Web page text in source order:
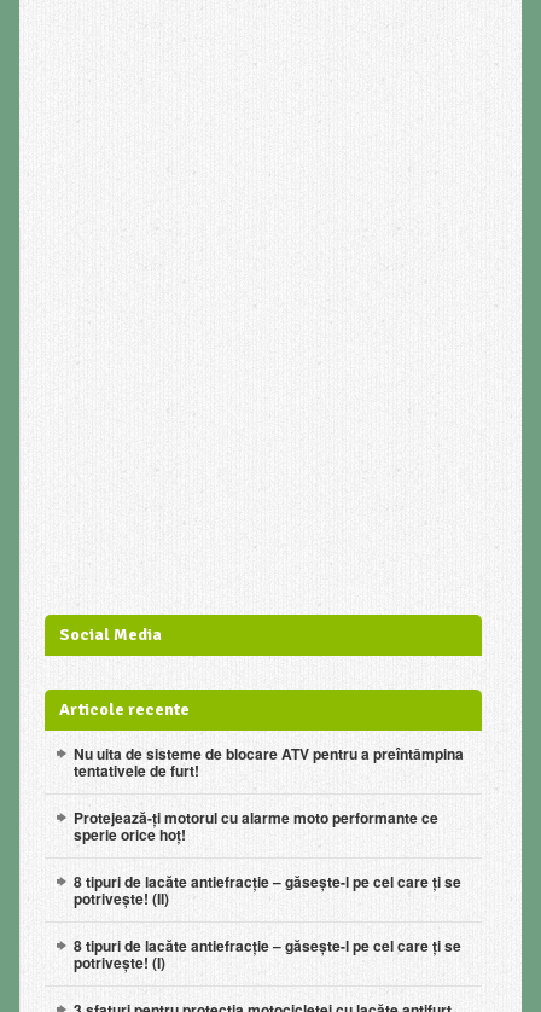
Social Media
Articole recente
Nu uita de sisteme de blocare ATV pentru a preîntâmpina
tentativele de furt!
Protejează-ți motorul cu alarme moto performante ce
sperie orice hoț!
8 tipuri de lacăte antiefracție – găsește-l pe cel care ți se
potrivește! (II)
8 tipuri de lacăte antiefracție – găsește-l pe cel care ți se
potrivește! (I)